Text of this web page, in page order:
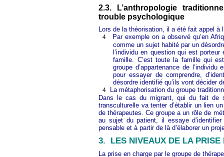
2.3. L’anthropologie
trouble psychologique
Lors de la théorisation, il a été fait appel à
4
Par exemple on a observé qu’en
comme un sujet habité par un
l’individu en question qui est
famille. C’est toute la famille qui
groupe d’appartenance de
pour essayer de comprendre,
désordre identifié qu’ils vont décider
4
La métaphorisation du groupe
Dans le cas du migrant, qui du fait de
transculturelle va tenter d’établir un lien
de thérapeutes. Ce groupe a un rôle de
au sujet du patient, il essaye
pensable et à partir de là d’élaborer un
3. LES NIVEAUX DE LA PRISE
La prise en charge par le groupe de